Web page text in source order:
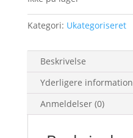
Kategori: Ukategoriseret
Beskrivelse
Yderligere information
Anmeldelser (0)